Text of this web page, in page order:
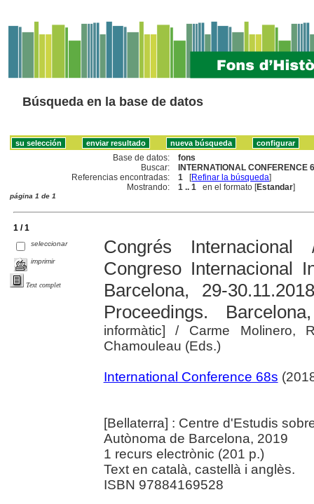
Búsqueda en la base de datos
Base de datos:
fons
Buscar:
INTERNATIONAL CONFERENCE
Referencias encontradas:
1 [Refinar la búsqueda]
Mostrando:
1 .. 1 en el formato [Estandar]
página 1 de 1
1 / 1
seleccionar
imprimir
Text complet
Congrés
Congreso Internacional
Barcelona, 29-
Proceedings.
informàtic]/ Carme Molinero,
Chamouleau (Eds.)
International Conference 68s
[Bellaterra] : Centre d'Estudis
Autònoma de Barcelona, 2019
1 recurs electrònic (201 p.)
Text en català, castellà i anglès.
ISBN 97884169528